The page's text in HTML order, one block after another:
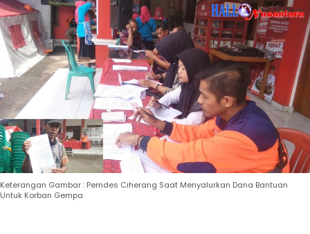
Keterangan Gambar : Pemdes Ciherang Saat Menyalurkan Dana Bantuan
Untuk Korban Gempa